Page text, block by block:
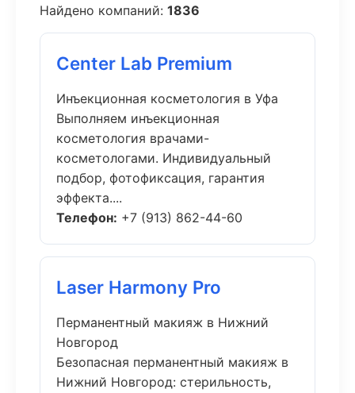
Найдено компаний: 1836
Center Lab Premium
Инъекционная косметология в Уфа
Выполняем инъекционная
косметология врачами-
косметологами. Индивидуальный
подбор, фотофиксация, гарантия
эффекта....
Телефон: +7 (913) 862-44-60
Laser Harmony Pro
Перманентный макияж в Нижний
Новгород
Безопасная перманентный макияж в
Нижний Новгород: стерильность,